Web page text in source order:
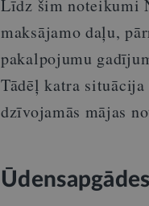
Līdz šim noteikumi
maksājamo daļu,
pakalpojumu
Tādēļ katra
dzīvojamās mājas